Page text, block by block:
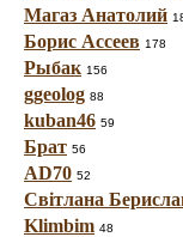
Магаз Анатолий
Борис Ассеев 178
Рыбак 156
ggeolog 88
kuban46 59
Брат 56
AD70 52
Світлана
Klimbim 48